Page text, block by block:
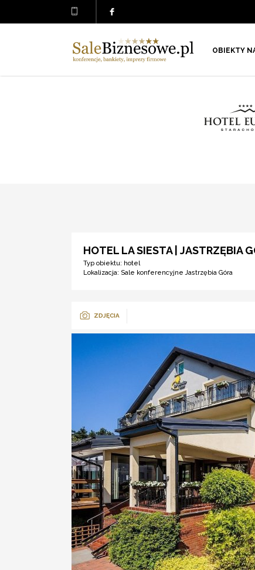
OBIEKTY
HOTEL LA SIESTA | JASTRZĘBIA
Typ obiektu: hotel
Lokalizacja: Sale konferencyjne Jastrzębia Góra
ZDJĘCIA